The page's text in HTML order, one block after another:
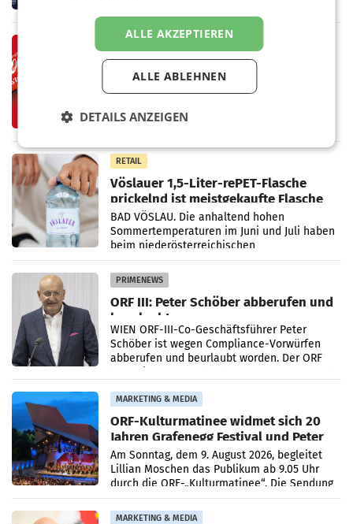
Markt. Das Produkt namens „Keep Cool“ ist zu
100 Prozent
Coca-Cola präsentiert
weiterentwickelte visuelle
Markenidentität
Coca-Cola stellt ab Anfang August eine
weiterentwickelte visuelle Identität seiner
Gestaltungselemente
RETAIL
Vöslauer 1,5-Liter-rePET-Flasche
prickelnd ist meistgekaufte Flasche
Österreichs
BAD VÖSLAU. Die anhaltend hohen
Sommertemperaturen im Juni und Juli haben
beim niederösterreichischen
Getränkehersteller Vöslauer zu deutlichen
Absatzzuwächsen geführt. Während
PRIMENEWS
ORF III: Peter Schöber abberufen und
beurlaubt
WIEN ORF-III-Co-Geschäftsführer Peter
Schöber ist wegen Compliance-Vorwürfen
abberufen und beurlaubt worden. Der ORF
MARKETING & MEDIA
ORF-Kulturmatinee widmet sich 20
Jahren Grafenegg Festival und Peter
Simonischek
Am Sonntag, dem 9. August 2026, begleitet
Lillian Moschen das Publikum ab 9.05 Uhr
durch die ORF-„Kulturmatinee“. Die Sendung
startet mit der Dokumentation „20 Jahre
Grafenegg
MARKETING & MEDIA
ALLE AKZEPTIEREN
ALLE ABLEHNEN
DETAILS ANZEIGEN